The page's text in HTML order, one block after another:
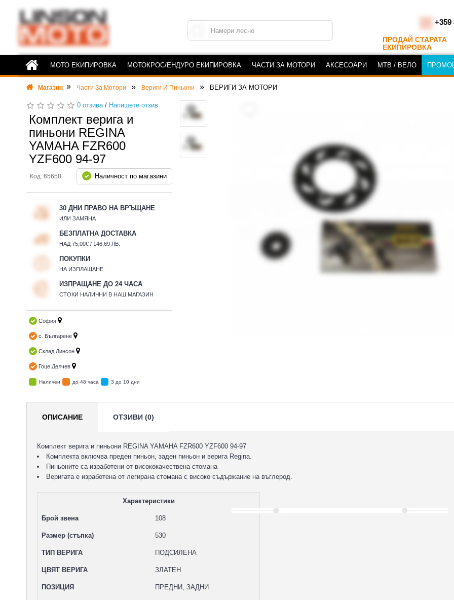
+359
ПРОДАЙ СТАРАТА
ЕКИПИРОВКА
МОТО ЕКИПИРОВКА МОТОКРОС/ЕНДУРО ЕКИПИРОВКА ЧАСТИ ЗА МОТОРИ АКСЕСОАРИ MTB / ВЕЛО
Магазин Части За Мотори Вериги И Пиньони ВЕРИГИ ЗА МОТОРИ
0 отзива/ Напишете отзив
Комплект верига и
пиньони REGINA
YAMAHA FZR600
YZF600 94-97
Код: 65658 Наличност по магазини
30 ДНИ ПРАВО НА ВРЪЩАНЕ
ИЛИ ЗАМЯНА
БЕЗПЛАТНА ДОСТАВКА
НАД 75,00€ / 146,69 ЛВ.
ПОКУПКИ
НА ИЗПЛАЩАНЕ
ИЗПРАЩАНЕ ДО 24 ЧАСА
СТОКИ НАЛИЧНИ В НАШ МАГАЗИН
София
с. Българене
Склад Линсон
Гоце Делчев
Наличен до 48 часа 3 до 10 дни
ОПИСАНИЕ ОТЗИВИ (0)
Комплект верига и пиньони REGINA YAMAHA FZR600 YZF600 94-97
Комплекта включва преден пиньон, заден пиньон и верига Regina.
Пиньоните са изработени от висококачествена стомана
Веригата е изработена от легирана стомана с високо съдържание на въглерод.
Характеристики
Брой звена 108
Размер (стъпка) 530
ТИП ВЕРИГА ПОДСИЛЕНА
ЦВЯТ ВЕРИГА ЗЛАТЕН
ПОЗИЦИЯ ПРЕДНИ, ЗАДНИ